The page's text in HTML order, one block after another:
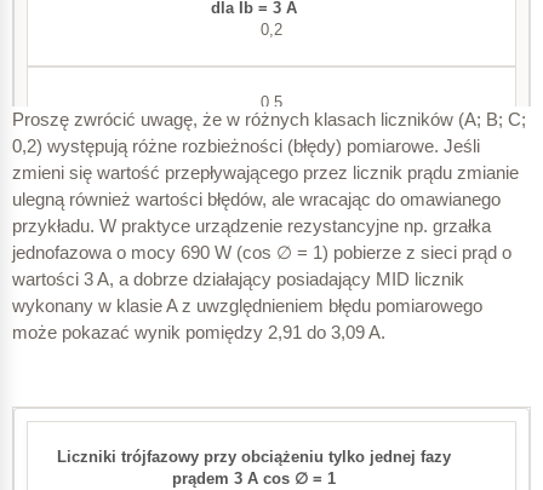
± 1,0
± 2,0
b
1
0,2
0,5
1
2
Proszę zwrócić uwagę, że w różnych klasach liczników (A; B; C;
0,2) występują różne rozbieżności (błędy) pomiarowe. Jeśli
zmieni się wartość przepływającego przez licznik prądu zmianie
ulegną również wartości błędów, ale wracając do omawianego
przykładu. W praktyce urządzenie rezystancyjne np. grzałka
jednofazowa o mocy 690 W (cos ∅ = 1) pobierze z sieci prąd o
wartości 3 A, a dobrze działający posiadający MID licznik
wykonany w klasie A z uwzględnieniem błędu pomiarowego
może pokazać wynik pomiędzy 2,91 do 3,09 A.